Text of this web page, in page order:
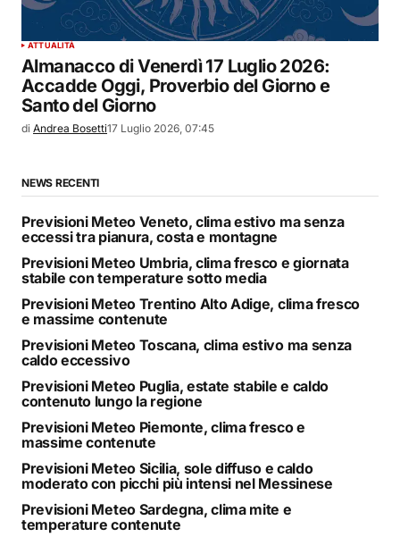
ATTUALITÀ
Almanacco di Venerdì 17 Luglio 2026:
Accadde Oggi, Proverbio del Giorno e
Santo del Giorno
di Andrea Bosetti17 Luglio 2026, 07:45
NEWS RECENTI
Previsioni Meteo Veneto, clima estivo ma senza
eccessi tra pianura, costa e montagne
Previsioni Meteo Umbria, clima fresco e giornata
stabile con temperature sotto media
Previsioni Meteo Trentino Alto Adige, clima fresco
e massime contenute
Previsioni Meteo Toscana, clima estivo ma senza
caldo eccessivo
Previsioni Meteo Puglia, estate stabile e caldo
contenuto lungo la regione
Previsioni Meteo Piemonte, clima fresco e
massime contenute
Previsioni Meteo Sicilia, sole diffuso e caldo
moderato con picchi più intensi nel Messinese
Previsioni Meteo Sardegna, clima mite e
temperature contenute